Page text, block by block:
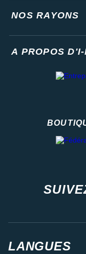
NOS RAYONS
A PROPOS
LANGUES